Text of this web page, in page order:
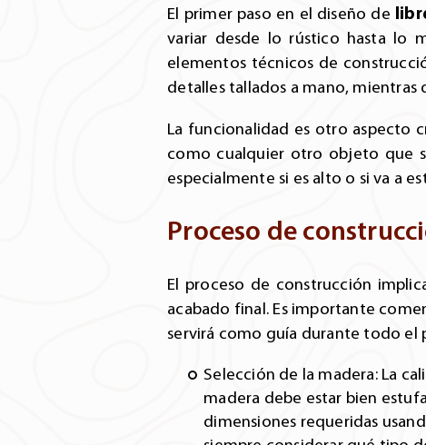
El primer paso en el diseño de
variar desde lo rústico hasta lo
elementos técnicos de
detalles tallados a mano, mientras
La funcionalidad es otro aspecto
como cualquier otro objeto que
especialmente si es alto o si va a
Proceso de
El proceso de construcción
acabado final. Es importante
servirá como guía durante todo el
Selección de la madera: La
madera debe estar bien
dimensiones requeridas